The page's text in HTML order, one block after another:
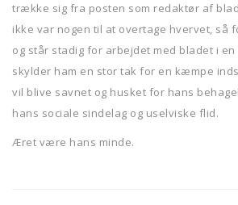
trække sig fra posten som redaktør af
ikke var nogen til at overtage hvervet, så
og står stadig for arbejdet med bladet i en
skylder ham en stor tak for en kæmpe
vil blive savnet og husket for hans
hans sociale sindelag og uselviske flid.
Æret være hans minde.